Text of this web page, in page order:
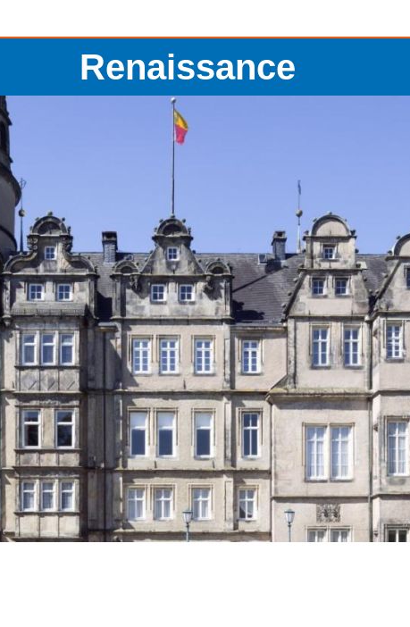
Renaissance